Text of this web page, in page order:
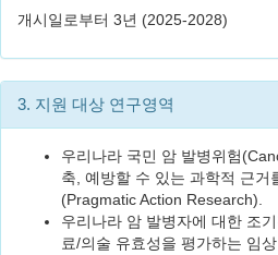
개시일로부터 3년 (2025-2028)
3. 지원 대상 연구영역
우리나라 국민 암 발병위험
축, 예방할 수 있는 과학적 근거
(Pragmatic Action Research).
우리나라 암 발병자에 대한 조
료/의술 유효성을 평가하는 임